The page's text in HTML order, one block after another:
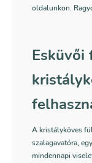
oldalunkon.
Esküvői
A kristályköves
szalagavatóra,
mindennapi